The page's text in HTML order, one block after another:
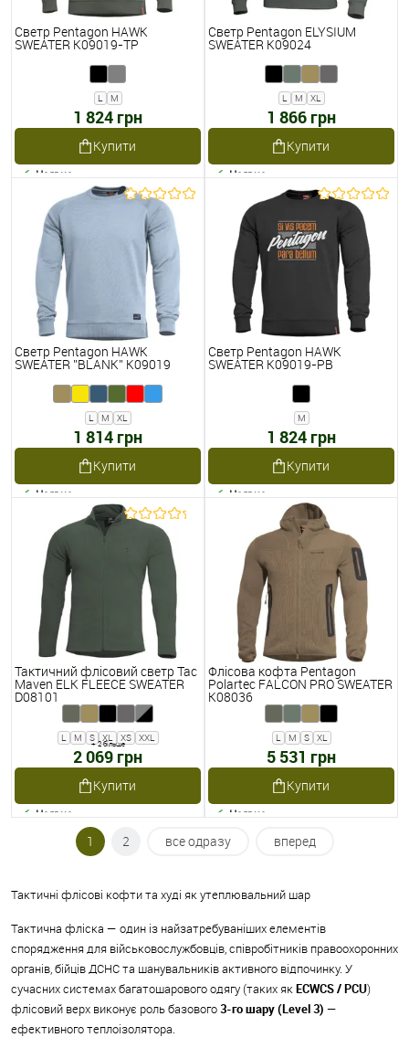
Светр Pentagon HAWK
SWEATER K09019-TP
L M
1 824 грн
Купити
Наявне
Светр Pentagon ELYSIUM
SWEATER K09024
L M XL
1 866 грн
Купити
Наявне
Светр Pentagon HAWK
SWEATER ''BLANK'' K09019
L M XL
1 814 грн
Купити
Наявне
Светр Pentagon HAWK
SWEATER K09019-PB
M
1 824 грн
Купити
Наявне
Тактичний флісовий светр Tac
Maven ELK FLEECE SWEATER
D08101
L M S XL XS XXL
+ 2 більше
2 069 грн
Купити
Наявне
Флісова кофта Pentagon
Polartec FALCON PRO SWEATER
K08036
L M S XL
5 531 грн
Купити
Наявне
1
2 все одразу вперед
Тактичні флісові кофти та худі як утеплювальний шар
Тактична фліска — один із найзатребуваніших елементів
спорядження для військовослужбовців, співробітників правоохоронних
органів, бійців ДСНС та шанувальників активного відпочинку. У
сучасних системах багатошарового одягу (таких якECWCS / PCU)
флісовий верх виконує роль базового3-го шару (Level 3) —
ефективного теплоізолятора.